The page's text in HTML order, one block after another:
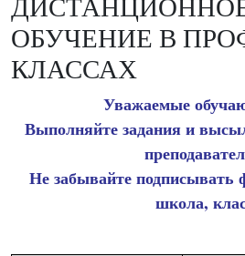
ОБУЧЕНИЕ В
КЛАССАХ
Уважаемые
Выполняйте задания и
Не забывайте
школа,